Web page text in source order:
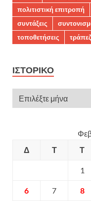
πολιτιστική επιτροπή
συντάξεις
τοποθετήσεις
ΙΣΤΟΡΙΚΌ
Δ
Τ Τ
1
6 7 8